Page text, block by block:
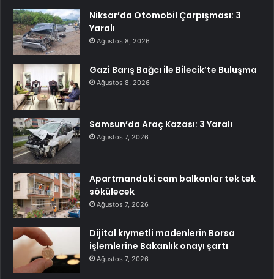
Niksar’da Otomobil Çarpışması: 3
Yaralı
Ağustos 8, 2026
Gazi Barış Bağcı ile Bilecik’te Buluşma
Ağustos 8, 2026
Samsun’da Araç Kazası: 3 Yaralı
Ağustos 7, 2026
Apartmandaki cam balkonlar tek tek
sökülecek
Ağustos 7, 2026
Dijital kıymetli madenlerin Borsa
işlemlerine Bakanlık onayı şartı
Ağustos 7, 2026